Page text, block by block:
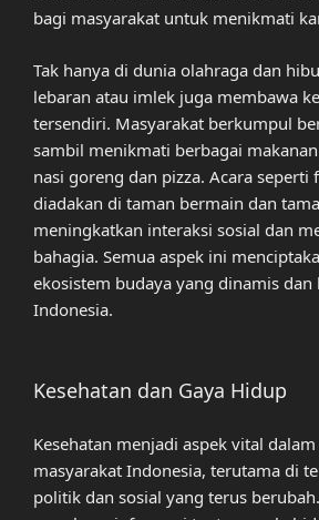
bagi masyarakat untuk menikmati
Tak hanya di dunia olahraga dan
lebaran atau imlek juga membawa
tersendiri. Masyarakat berkumpul
sambil menikmati berbagai
nasi goreng dan pizza. Acara seperti
diadakan di taman bermain dan
meningkatkan interaksi sosial dan
bahagia. Semua aspek ini
ekosistem budaya yang dinamis dan
Indonesia.
Kesehatan dan Gaya Hidup
Kesehatan menjadi aspek vital
masyarakat Indonesia, terutama di
politik dan sosial yang terus berubah.